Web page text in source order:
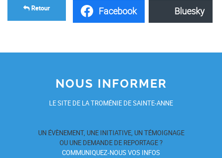
Facebook Bluesky
Retour
NOUS INFORMER
LE SITE DE LA TROMÉNIE DE SAINTE-ANNE
UN ÉVÈNEMENT, UNE INITIATIVE, UN TÉMOIGNAGE
OU UNE DEMANDE DE REPORTAGE ?
COMMUNIQUEZ-NOUS VOS INFOS